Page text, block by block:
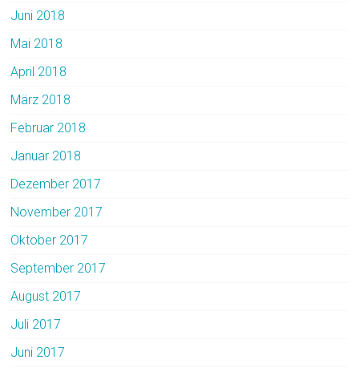
Juni 2018
Mai 2018
April 2018
März 2018
Februar 2018
Januar 2018
Dezember 2017
November 2017
Oktober 2017
September 2017
August 2017
Juli 2017
Juni 2017